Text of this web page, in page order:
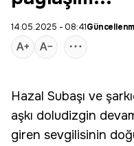
14.05.2025 - 08:41
Hazal Subaşı ve
aşkı doludizgin
giren sevgilisinin